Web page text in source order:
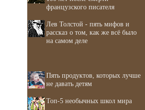
французского писателя
Лев Толстой - пять мифов и
рассказ о том, как же всё было
на самом деле
Пять продуктов, которых лучше
не давать детям
Топ-5 необычных школ мира